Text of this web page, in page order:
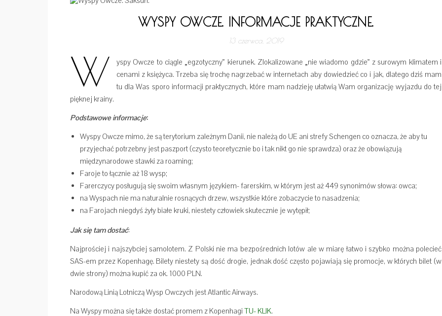
WYSPY OWCZE. INFORMACJE PRAKTYCZNE.
13 czerwca, 2019
W
yspy Owcze to ciągle „egzotyczny” kierunek. Zlokalizowane „nie wiadomo gdzie” z surowym klimatem i
cenami z księżyca. Trzeba się trochę nagrzebać w internetach aby dowiedzieć co i jak, dlatego dziś mam
tu dla Was sporo informacji praktycznych, które mam nadzieję ułatwią Wam organizację wyjazdu do tej
pięknej krainy.
Podstawowe informacje:
Wyspy Owcze mimo, że są terytorium zależnym Danii, nie należą do UE ani strefy Schengen co oznacza, że aby tu
przyjechać potrzebny jest paszport (czysto teoretycznie bo i tak nikt go nie sprawdza) oraz że obowiązują
międzynarodowe stawki za roaming;
Faroje to łącznie aż 18 wysp;
Farerczycy posługują się swoim własnym językiem- farerskim, w którym jest aż 449 synonimów słowa: owca;
na Wyspach nie ma naturalnie rosnących drzew, wszystkie które zobaczycie to nasadzenia;
na Farojach niegdyś żyły białe kruki, niestety człowiek skutecznie je wytępił;
Jak się tam dostać:
Najprościej i najszybciej samolotem. Z Polski nie ma bezpośrednich lotów ale w miarę łatwo i szybko można polecieć
SAS-em przez Kopenhagę. Bilety niestety są dość drogie, jednak dość często pojawiają się promocje, w których bilet (w
dwie strony) można kupić za ok. 1000 PLN.
Narodową Linią Lotniczą Wysp Owczych jest Atlantic Airways.
Na Wyspy można się także dostać promem z Kopenhagi TU- KLIK.